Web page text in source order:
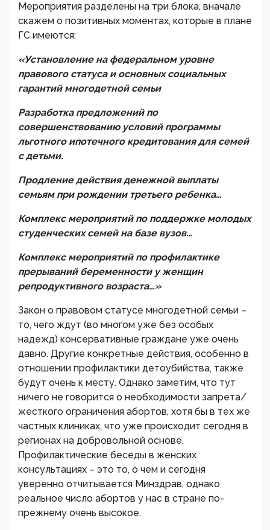
Мероприятия разделены на три блока, вначале
скажем о позитивных моментах, которые в плане
ГС имеются:
«Установление на федеральном уровне
правового статуса и основных социальных
гарантий многодетной семьи
Разработка предложений по
совершенствованию условий программы
льготного ипотечного кредитования для семей
с детьми.
Продление действия денежной выплаты
семьям при рождении третьего ребенка…
Комплекс мероприятий по поддержке молодых
студенческих семей на базе вузов…
Комплекс мероприятий по профилактике
прерываний беременности у женщин
репродуктивного возраста…»
Закон о правовом статусе многодетной семьи –
то, чего ждут (во многом уже без особых
надежд) консервативные граждане уже очень
давно. Другие конкретные действия, особенно в
отношении профилактики детоубийства, также
будут очень к месту. Однако заметим, что тут
ничего не говорится о необходимости запрета/
жесткого ограничения абортов, хотя бы в тех же
частных клиниках, что уже происходит сегодня в
регионах на добровольной основе.
Профилактические беседы в женских
консультациях – это то, о чем и сегодня
уверенно отчитывается Минздрав, однако
реальное число абортов у нас в стране по-
прежнему очень высокое.